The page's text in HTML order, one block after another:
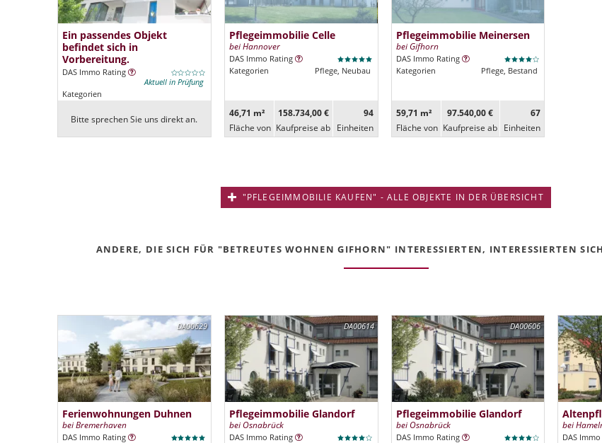
Ein passendes Objekt
befindet sich in
Vorbereitung.
DAS Immo Rating
Aktuell in Prüfung
Kategorien
Bitte sprechen Sie uns direkt an.
Pflegeimmobilie Celle
bei Hannover
DAS Immo Rating
Kategorien
Pflege, Neubau
46,71 m²
Fläche von
158.734,00 €
Kaufpreise ab
94
Ein­heiten
Pflegeimmobilie Meinersen
bei Gifhorn
DAS Immo Rating
Kategorien
Pflege, Bestand
59,71 m²
Fläche von
97.540,00 €
Kaufpreise ab
67
Ein­heiten
"PFLEGEIMMOBILIE KAUFEN" - ALLE OBJEKTE IN DER ÜBERSICHT
ANDERE, DIE SICH FÜR "BETREUTES WOHNEN GIFHORN" INTERESSIERTEN, INTERESSIERTEN
DA00629
Ferienwohnungen Duhnen
bei Bremerhaven
DAS Immo Rating
DA00614
Pflegeimmobilie Glandorf
bei Osnabrück
DAS Immo Rating
DA00606
Pflegeimmobilie Glandorf
bei Osnabrück
DAS Immo Rating
bei
DAS